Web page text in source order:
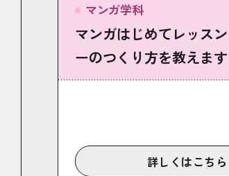
マンガ学科
マンガはじめてレッス
ーのつくり方を教えます
詳しくはこちら